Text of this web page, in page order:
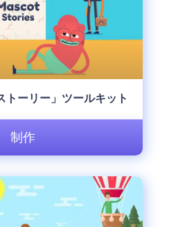
トーリー」ツールキット
制作